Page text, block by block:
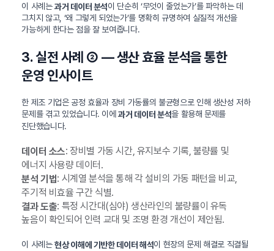
이 사례는과거 데이터 분석이 단순히 ‘무엇이 줄었는가’를 파악하는 데
그치지 않고, ‘왜 그렇게 되었는가’를 명확히 규명하여 실질적 개선을
가능하게 한다는 점을 잘 보여줍니다.
3. 실전 사례 ② — 생산 효율 분석을 통한
운영 인사이트
한 제조 기업은 공정 효율과 장비 가동률의 불균형으로 인해 생산성 저하
문제를 겪고 있었습니다. 이에과거 데이터 분석을 활용해 문제를
진단했습니다.
데이터 소스: 장비별 가동 시간, 유지보수 기록, 불량률 및
에너지 사용량 데이터.
분석 기법: 시계열 분석을 통해 각 설비의 가동 패턴을 비교,
주기적 비효율 구간 식별.
결과 도출: 특정 시간대(심야) 생산라인의 불량률이 유독
높음이 확인되어 인력 교대 및 조명 환경 개선이 제안됨.
이 사례는현상 이해에 기반한 데이터 해석이 현장의 문제 해결로 직결될